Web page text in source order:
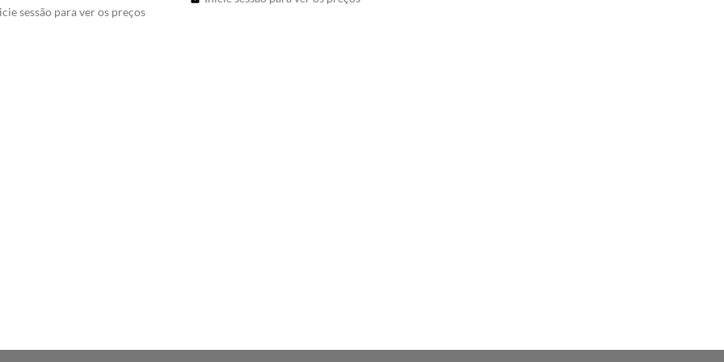
sessão para ver os preços